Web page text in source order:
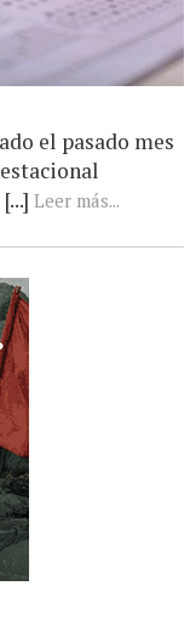
el pasado mes
Leer más...